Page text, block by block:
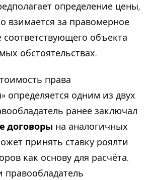
определение цены,
взимается за правомерное
соответствующего объекта
обстоятельствах.
права
определяется одним из двух
ранее заключал
договоры на аналогичных
принять ставку роялти
как основу для расчёта.
правообладатель